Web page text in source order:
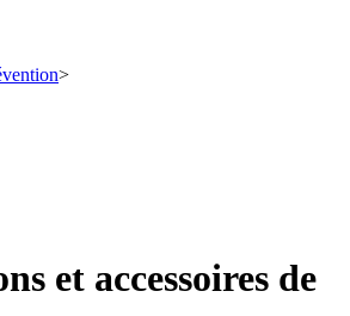
>
et accessoires de